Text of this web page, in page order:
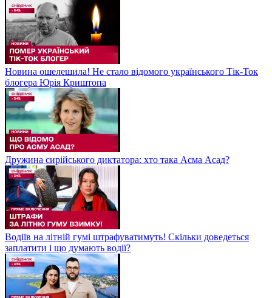
Новина ошелешила! Не стало відомого українського Тік-Ток
блогера Юрія Криштопа
Дружина сирійського диктатора: хто така Асма Асад?
Водіїв на літній гумі штрафуватимуть! Скільки доведеться
заплатити і що думають водії?